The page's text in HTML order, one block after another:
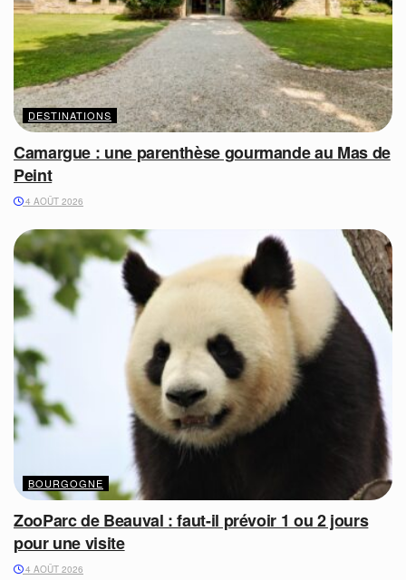
DESTINATIONS
Camargue : une parenthèse gourmande au Mas de
Peint
4 AOÛT 2026
BOURGOGNE
ZooParc de Beauval : faut-il prévoir 1 ou 2 jours
pour une visite
4 AOÛT 2026